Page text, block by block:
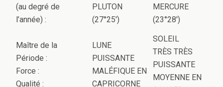
(au degré de
l’année) :
PLUTON
(27°25′)
MERCURE
(23°28′)
Maître de la
Période :
Force :
Qualité :
LUNE
PUISSANTE
MALÉFIQUE EN
CAPRICORNE
SOLEIL
TRÈS TRÈS
PUISSANTE
MOYENNE EN